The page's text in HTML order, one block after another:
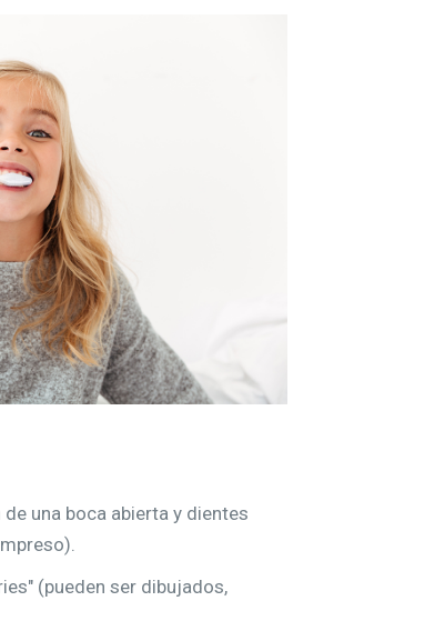
una boca abierta y dientes
(pueden ser dibujados,